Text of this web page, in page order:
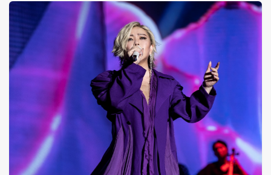
迷一起倒數迎接2025年，88歲的張媽媽還有
家族包括張惠妹三哥、大姊跟妹妹們全部北上
支持，第一場演唱會就現身包廂，男友Sam也
跟阿妹家人一起在包廂為女友加油。其他如台
東縣長饒慶鈴、卑南鄉長郭宗益今天也來到現
場，據悉家人會一路陪著她到跨年場，屆時來
不及趕回台東參加豐年祭。藝人包括羅志祥、
徐若瑄、劉家凱、阿緯、Jade-AJ、鄭心慈等
人也現身觀賞。
以「分手票」為主題的暖身影片耗資百萬，一
釋出就在網路爆紅，被讚是「演唱會最狂暖
身」、「是要逼死沒買到票的人嗎？」「天兒
啊！想起那年的前任」，為aMEI臺北大巨蛋開
唱預熱話題。 aMEI經紀人陳鎮川表示：「第
一次有人為了演唱會拍了這麼認真的預告
片。」又說已經接到無數「關切」電話，劈頭
問要逼死多少沒票的人。這支預告片以大家生
活中的「分手票」為主軸，發展出「原來那些
你以為結束的故事，都在這場演唱會繼續
著⋯」的劇情。 「流氓」詹懷雲飾演一位外送
員，在送件過程中看到滿街aMEI開唱的廣告，
想起那年和女孩一起看偶像aMEI演唱會的點點
滴滴，一起唱《好膽你就來》的美好時光，一